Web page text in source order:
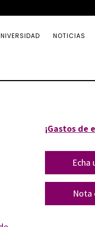
NOTICIAS
¡Gastos de
Echa
Nota